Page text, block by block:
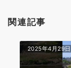
関連記事
2025年4月29日